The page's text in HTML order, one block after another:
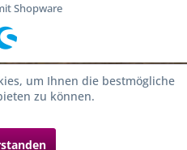
Shopware
um Ihnen die bestmögliche
zu können.